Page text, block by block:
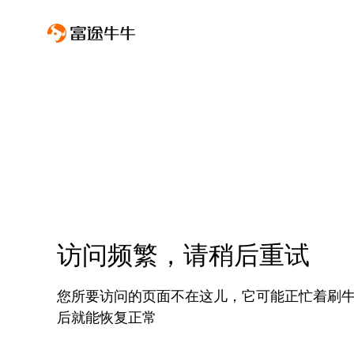
访问频繁，请稍后重试
您所要访问的页面不在这儿，它可能正忙着刷
后就能恢复正常